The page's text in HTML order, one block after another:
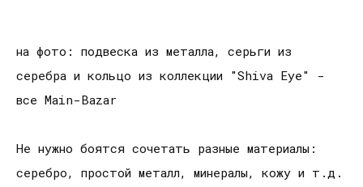
на фото: подвеска из металла, серьги из
серебра и кольцо из коллекции "Shiva Eye" -
все Main-Bazar
Не нужно боятся сочетать разные материалы:
серебро, простой металл, минералы, кожу и т.д.